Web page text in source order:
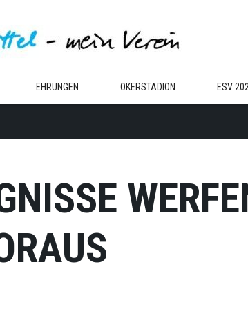
EHRUNGEN OKERSTADION ESV